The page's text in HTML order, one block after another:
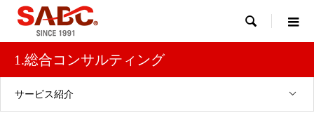

1.総合コンサルティング
サービス紹介